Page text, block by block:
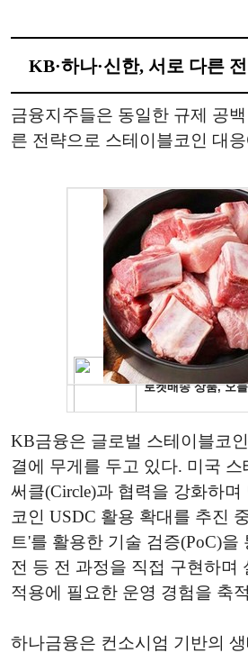
KB·하나·신한, 서로 다른
금융지주들은 동일한 규제 공
른 전략으로 스테이블코인 대
KB금융은 글로벌 스테이블코
결에 무게를 두고 있다. 미국
써클(Circle)과 협력을 강화하
코인 USDC 활용 확대를 추진
트'를 활용한 기술 검증(PoC)을
전 등 전 과정을 직접 구현하며
적용에 필요한 운영 경험을 축
하나금융은 컨소시엄 기반의